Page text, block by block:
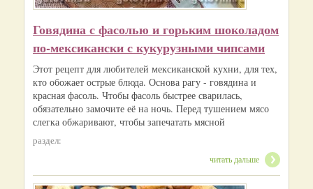
Говядина с фасолью и горьким шоколадом
по-мексикански с кукурузными чипсами
Этот рецепт для любителей мексиканской кухни, для тех,
кто обожает острые блюда. Основа рагу - говядина и
красная фасоль. Чтобы фасоль быстрее сварилась,
обязательно замочите её на ночь. Перед тушением мясо
слегка обжаривают, чтобы запечатать мясной
раздел:
читать дальше